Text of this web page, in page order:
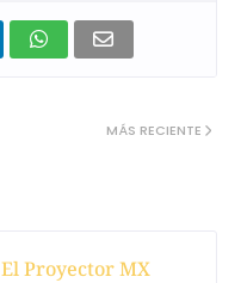
MÁS RECIENTE
El Proyector MX